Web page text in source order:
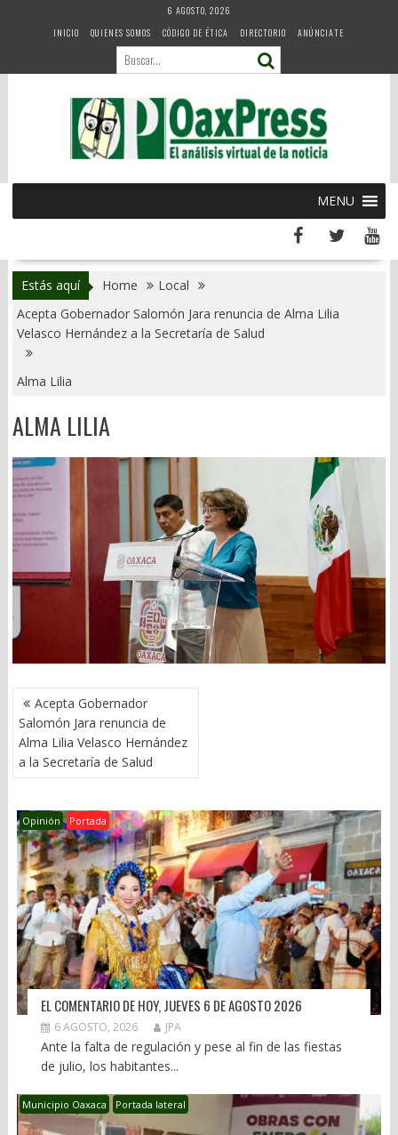
6 AGOSTO, 2026
INICIO
QUIENES SOMOS CÓDIGO DE ÉTICA DIRECTORIO ANÚNCIATE
MENU
Estás aquí Home
Local
Acepta Gobernador Salomón Jara renuncia de Alma Lilia
Velasco Hernández a la Secretaría de Salud
Alma Lilia
ALMA LILIA
NAVEGACIÓN
DE
ENTRADAS
Acepta Gobernador
Salomón Jara renuncia de
Alma Lilia Velasco Hernández
a la Secretaría de Salud
Opinión Portada
EL COMENTARIO DE HOY, JUEVES 6 DE AGOSTO 2026
6 AGOSTO, 2026 JPA
Ante la falta de regulación y pese al fin de las fiestas
de julio, los habitantes...
Municipio Oaxaca Portada lateral